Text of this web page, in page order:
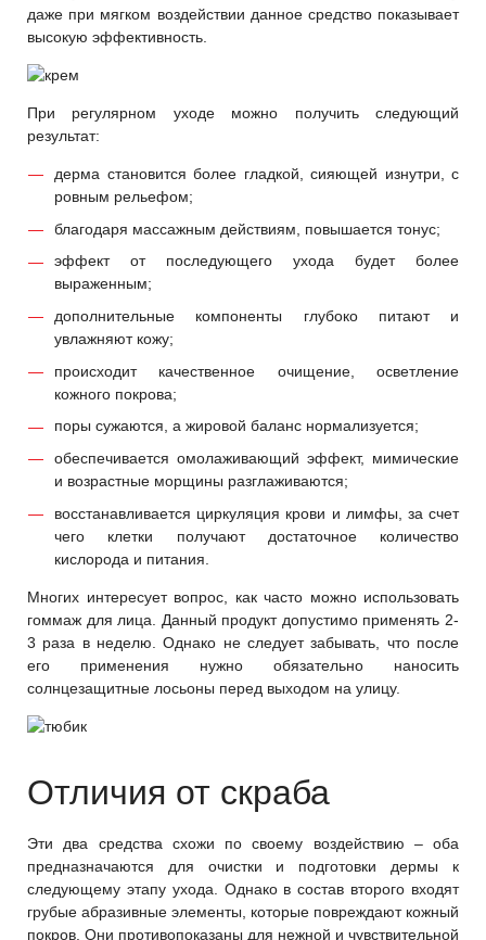
даже при мягком воздействии данное средство показывает
высокую эффективность.
При регулярном уходе можно получить следующий
результат:
дерма становится более гладкой, сияющей изнутри, с
ровным рельефом;
благодаря массажным действиям, повышается тонус;
эффект от последующего ухода будет более
выраженным;
дополнительные компоненты глубоко питают и
увлажняют кожу;
происходит качественное очищение, осветление
кожного покрова;
поры сужаются, а жировой баланс нормализуется;
обеспечивается омолаживающий эффект, мимические
и возрастные морщины разглаживаются;
восстанавливается циркуляция крови и лимфы, за счет
чего клетки получают достаточное количество
кислорода и питания.
Многих интересует вопрос, как часто можно использовать
гоммаж для лица. Данный продукт допустимо применять 2-
3 раза в неделю. Однако не следует забывать, что после
его применения нужно обязательно наносить
солнцезащитные лосьоны перед выходом на улицу.
Отличия от скраба
Эти два средства схожи по своему воздействию – оба
предназначаются для очистки и подготовки дермы к
следующему этапу ухода. Однако в состав второго входят
грубые абразивные элементы, которые повреждают кожный
покров. Они противопоказаны для нежной и чувствительной